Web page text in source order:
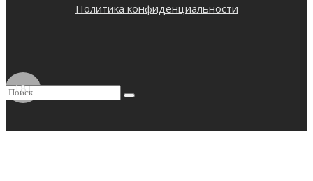
Политика конфиденциальности
18+